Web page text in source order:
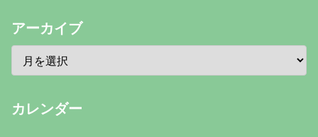
アーカイブ
カレンダー